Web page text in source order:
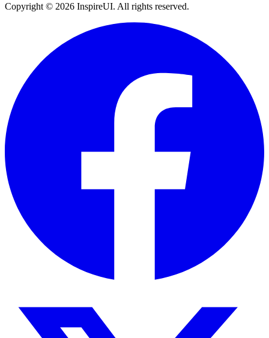
Copyright © 2026 InspireUI. All rights reserved.